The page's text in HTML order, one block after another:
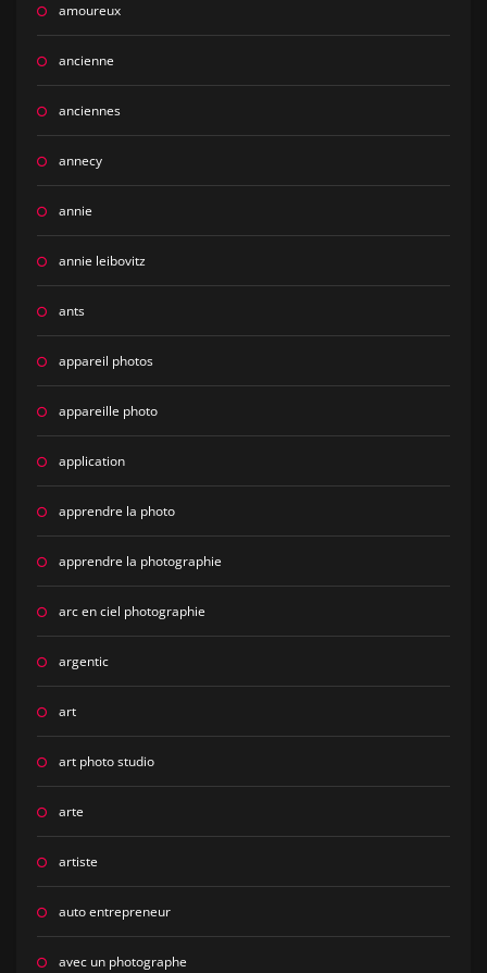
amoureux
ancienne
anciennes
annecy
annie
annie leibovitz
ants
appareil photos
appareille photo
application
apprendre la photo
apprendre la photographie
arc en ciel photographie
argentic
art
art photo studio
arte
artiste
auto entrepreneur
avec un photographe